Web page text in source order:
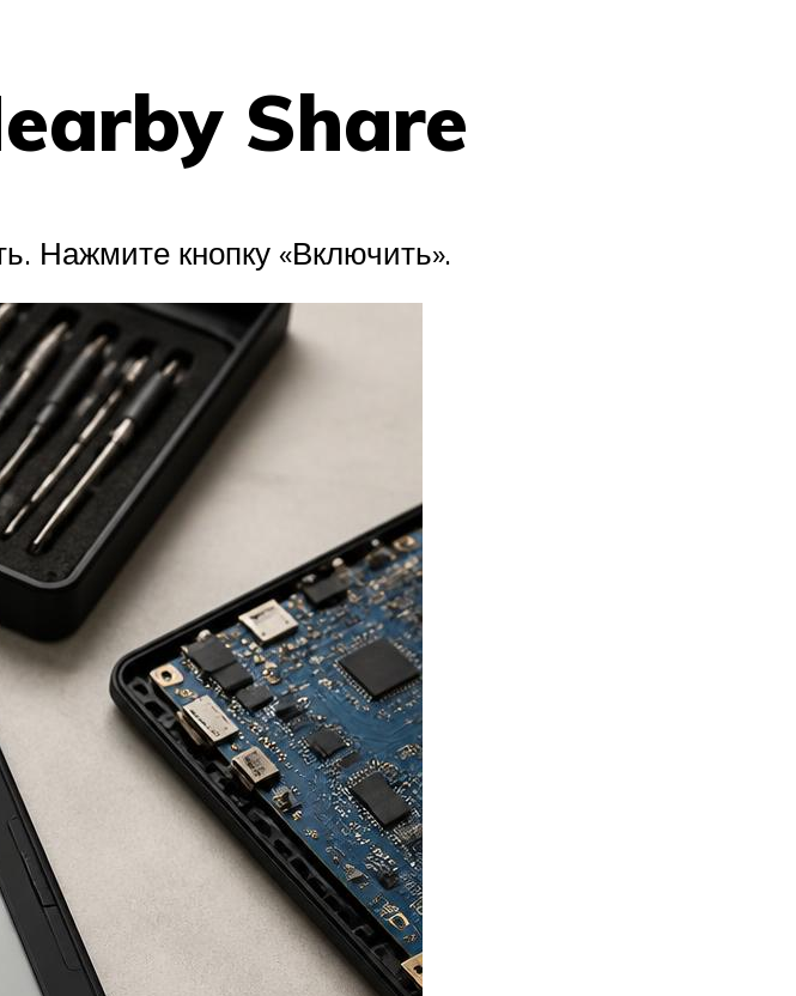
Share
Нажмите кнопку «Включить».